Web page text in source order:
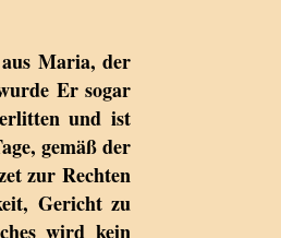
Maria, der
Er sogar
und ist
gemäß der
zur Rechten
Gericht zu
wird kein